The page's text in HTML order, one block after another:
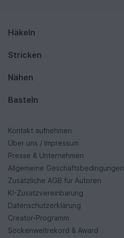
Häkeln
Stricken
Nähen
Basteln
Kontakt aufnehmen
Über uns / Impressum
Presse & Unternehmen
Allgemeine Geschäftsbedingungen
Zusätzliche AGB für Autoren
KI-Zusatzvereinbarung
Datenschutzerklärung
Creator-Programm
Sockenweltrekord & Award